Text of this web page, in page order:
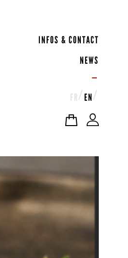
INFOS & CONTACT
NEWS
FR EN